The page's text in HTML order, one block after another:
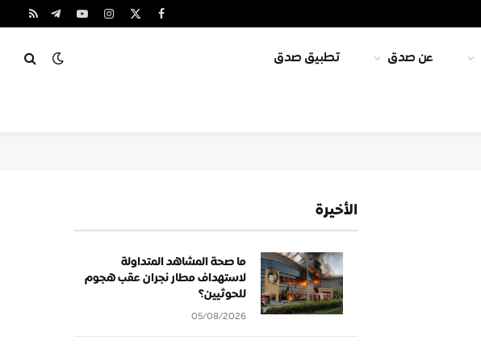
فيسبوك
X
الانستغراميوتيوبتيلقرامRSS
عن صدق تطبيق صدق
الأخيرة
ما صحة المشاهد المتداولة
لاستهداف مطار نجران عقب هجوم
للحوثيين؟
05/08/2026